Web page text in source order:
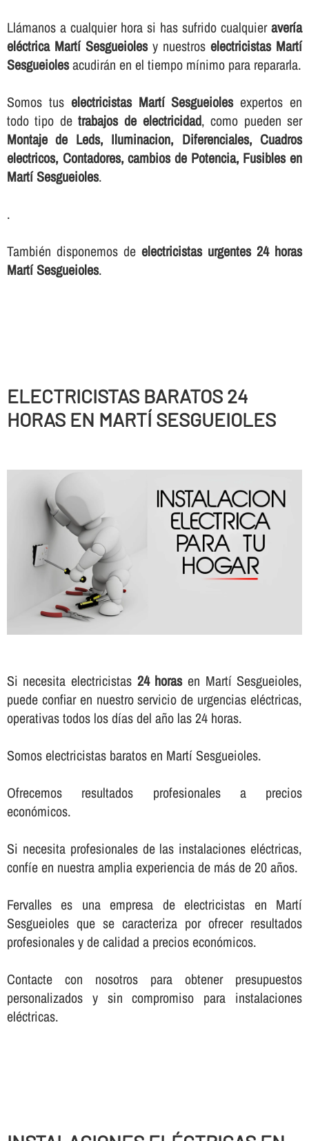
Llámanos a cualquier hora si has sufrido cualquieraverí­a
eléctrica Martí Sesgueiolesy nuestroselectricistas Martí
Sesgueiolesacudirán en el tiempo mí­nimo para repararla.
Somos tus electricistas Martí Sesgueiolesexpertos en
todo tipo detrabajos de electricidad, como pueden ser
Montaje de Leds, Iluminacion, Diferenciales, Cuadros
electricos, Contadores, cambios de Potencia, Fusibles en
Martí Sesgueioles.
.
También disponemos de electricistas urgentes 24 horas
Martí Sesgueioles.
ELECTRICISTAS BARATOS 24
HORAS EN MARTÍ SESGUEIOLES
Si necesita electricistas 24 horasen Martí Sesgueioles,
puede confiar en nuestro servicio de urgencias eléctricas,
operativas todos los dí­as del año las 24 horas.
Somos electricistas baratos en Martí Sesgueioles.
Ofrecemos resultados profesionales a precios
económicos.
Si necesita profesionales de las instalaciones eléctricas,
confí­e en nuestra amplia experiencia de más de 20 años.
Fervalles es una empresa de electricistas en Martí
Sesgueioles que se caracteriza por ofrecer resultados
profesionales y de calidad a precios económicos.
Contacte con nosotros para obtener presupuestos
personalizados y sin compromiso para instalaciones
eléctricas.